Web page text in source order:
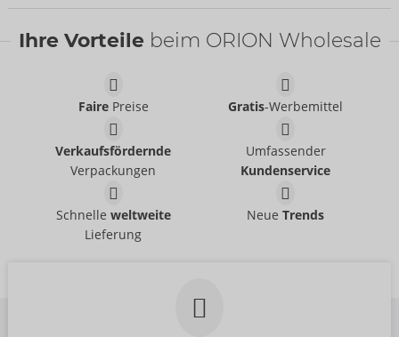
Humbler
- ORION Brand
Paddel aus Leder
- ORION Brand
Ohne Verkaufsverpackung
20406201000
44,95 €
Harness aus Leder
- ORION Brand
Brustharness aus
Ihre Vorteile beim ORION Wholesale
FairePreise Gratis-Werbemittel
Verkaufsfördernde
Verpackungen
Umfassender
Kundenservice
Schnelle weltweite
Lieferung
NeueTrends